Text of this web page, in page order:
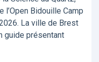
Bidouille Camp
La ville de Brest
guide présentant